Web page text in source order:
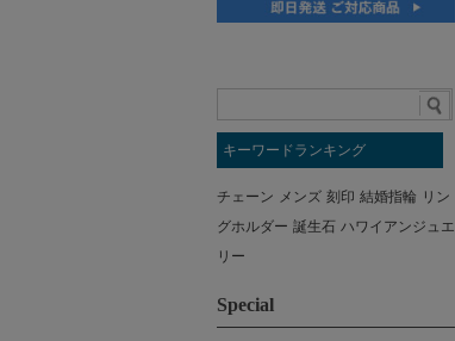
キーワードランキング
チェーン メンズ 刻印 結婚指輪 リン
グホルダー 誕生石 ハワイアンジュエ
リー
Special